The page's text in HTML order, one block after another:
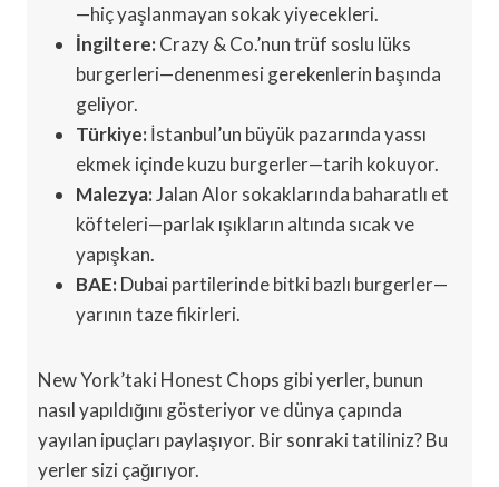
—hiç yaşlanmayan sokak yiyecekleri.
İngiltere:Crazy & Co.’nun trüf soslu lüks
burgerleri—denenmesi gerekenlerin başında
geliyor.
Türkiye:İstanbul’un büyük pazarında yassı
ekmek içinde kuzu burgerler—tarih kokuyor.
Malezya:Jalan Alor sokaklarında baharatlı et
köfteleri—parlak ışıkların altında sıcak ve
yapışkan.
BAE:Dubai partilerinde bitki bazlı burgerler—
yarının taze fikirleri.
New York’taki Honest Chops gibi yerler, bunun
nasıl yapıldığını gösteriyor ve dünya çapında
yayılan ipuçları paylaşıyor. Bir sonraki tatiliniz? Bu
yerler sizi çağırıyor.